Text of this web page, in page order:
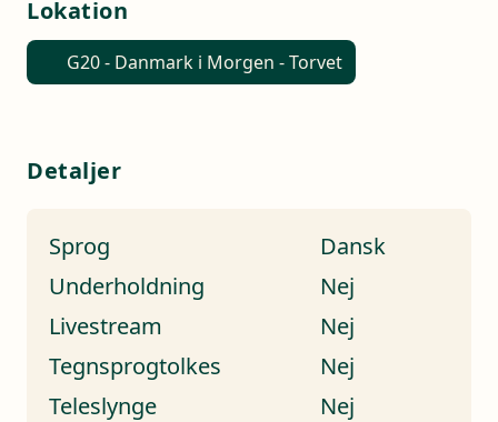
Lokation
G20 - Danmark i Morgen - Torvet
Detaljer
Sprog
Dansk
Underholdning
Nej
Livestream
Nej
Tegnsprogtolkes
Nej
Teleslynge
Nej